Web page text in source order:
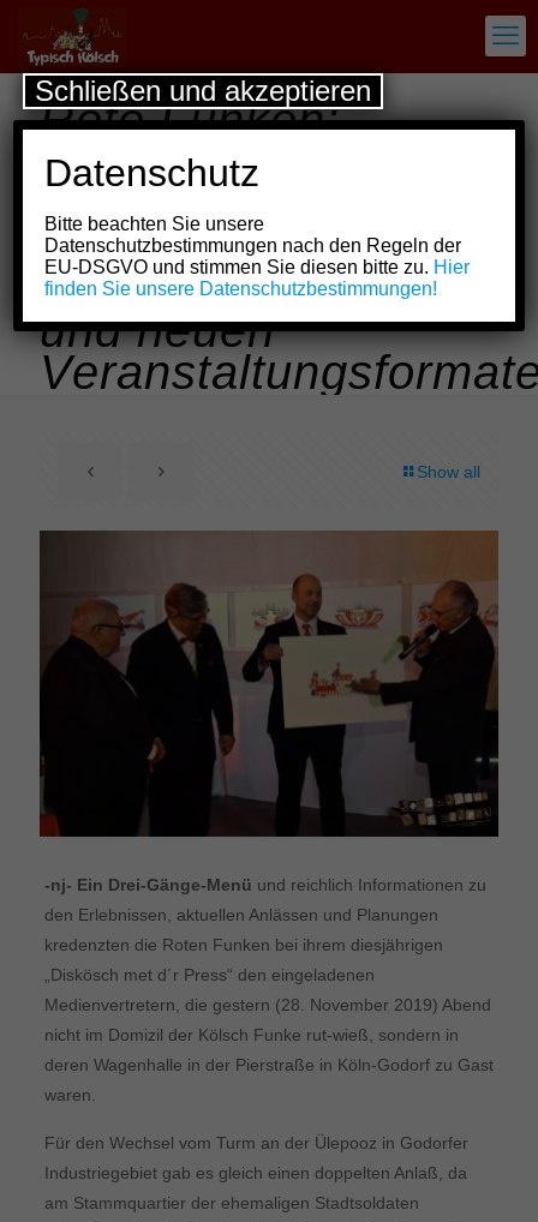
Rote Funken:
„Diskösch met d´r
Press“ mit
mannigfaltigen
Infos, Personalien
und neuen
Show all
-nj- Ein Drei-Gänge-Menü und reichlich Informationen zu
den Erlebnissen, aktuellen Anlässen und Planungen
kredenzten die Roten Funken bei ihrem diesjährigen
„Diskösch met d´r Press“ den eingeladenen
Medienvertretern, die gestern (28. November 2019) Abend
nicht im Domizil der Kölsch Funke rut-wieß, sondern in
deren Wagenhalle in der Pierstraße in Köln-Godorf zu Gast
waren.
Für den Wechsel vom Turm an der Ülepooz in Godorfer
Industriegebiet gab es gleich einen doppelten Anlaß, da
am Stammquartier der ehemaligen Stadtsoldaten
Datenschutz
Bitte beachten Sie unsere
Datenschutzbestimmungen nach den Regeln der
EU-DSGVO und stimmen Sie diesen bitte zu. Hier
finden Sie unsere Datenschutzbestimmungen!
Schließen und akzeptieren